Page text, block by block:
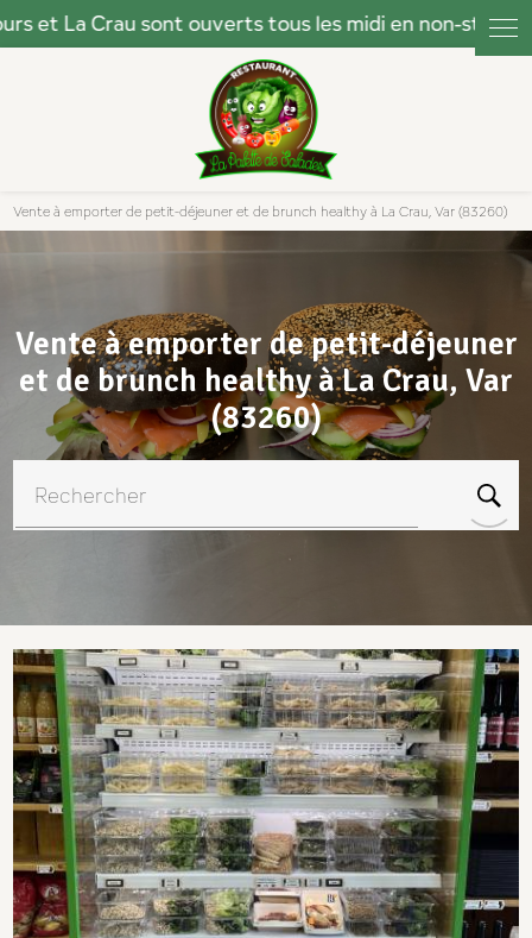
Vente à emporter de petit-déjeuner et de brunch healthy à La Crau, Var (83260)
Vente à emporter de petit-déjeuner
et de brunch healthy à La Crau, Var
(83260)
Rechercher
Panneau de gestion des cookies